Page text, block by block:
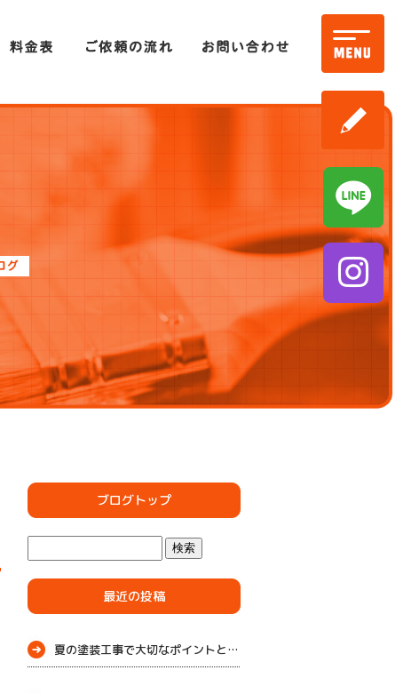
ブログトップ
最近の投稿
夏の塗装工事で大切なポイントとメンテナンス